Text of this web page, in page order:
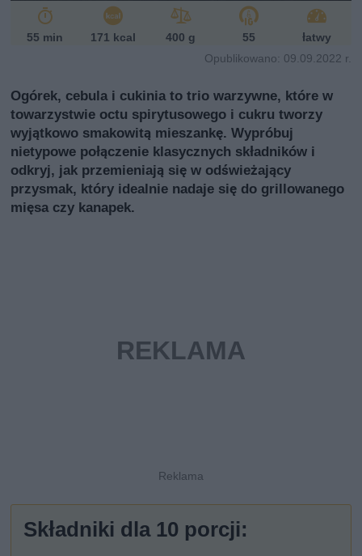
55 min 171 kcal 400 g 55
łatwy
Opublikowano: 09.09.2022 r.
Ogórek, cebula i cukinia to trio warzywne, które w
towarzystwie octu spirytusowego i cukru tworzy
wyjątkowo smakowitą mieszankę. Wypróbuj
nietypowe połączenie klasycznych składników i
odkryj, jak przemieniają się w odświeżający
przysmak, który idealnie nadaje się do grillowanego
mięsa czy kanapek.
Składniki dla 10 porcji: